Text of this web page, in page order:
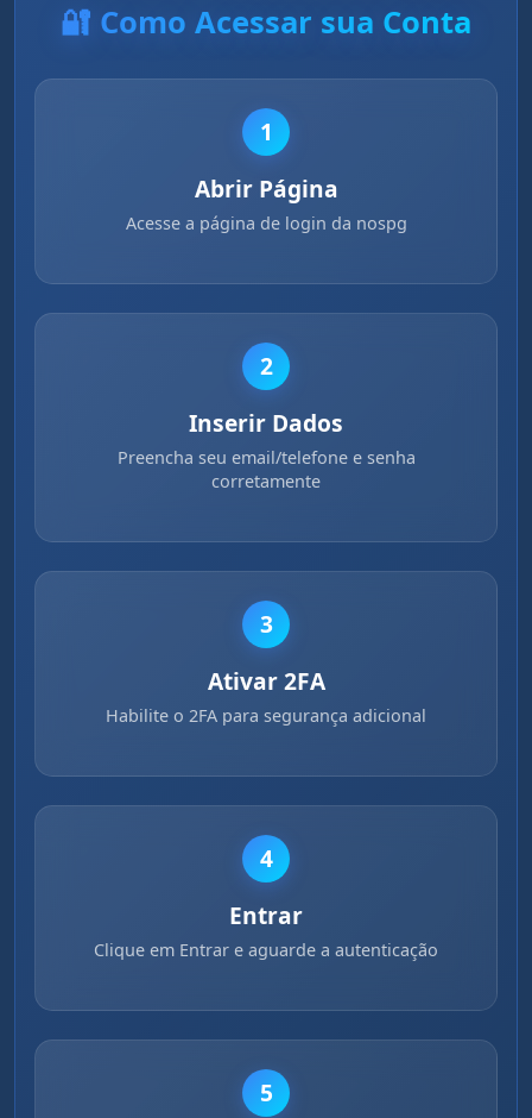
🔐 Como Acessar sua Conta
1
Abrir Página
Acesse a página de login da nospg
2
Inserir Dados
Preencha seu email/telefone e senha
corretamente
3
Ativar 2FA
Habilite o 2FA para segurança adicional
4
Entrar
Clique em Entrar e aguarde a autenticação
5